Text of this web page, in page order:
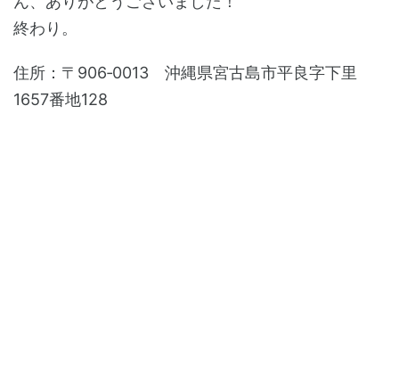
終わり。
住所：〒906‐0013 沖縄県宮古島市平良字下里
1657番地128